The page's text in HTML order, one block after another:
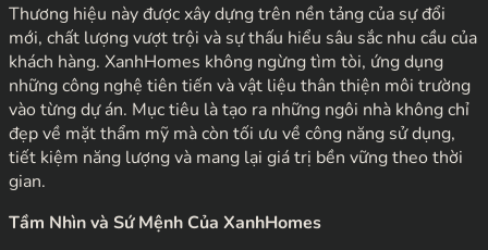
Thương hiệu này được xây dựng trên nền tảng của sự đổi
mới, chất lượng vượt trội và sự thấu hiểu sâu sắc nhu cầu của
khách hàng. XanhHomes không ngừng tìm tòi, ứng dụng
những công nghệ tiên tiến và vật liệu thân thiện môi trường
vào từng dự án. Mục tiêu là tạo ra những ngôi nhà không chỉ
đẹp về mặt thẩm mỹ mà còn tối ưu về công năng sử dụng,
tiết kiệm năng lượng và mang lại giá trị bền vững theo thời
gian.
Tầm Nhìn và Sứ Mệnh Của XanhHomes